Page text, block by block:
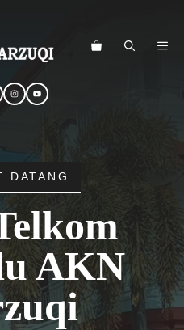
DATANG
AKN